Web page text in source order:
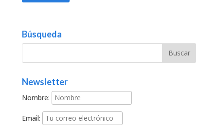
Búsqueda
Newsletter
Nombre:
Email: